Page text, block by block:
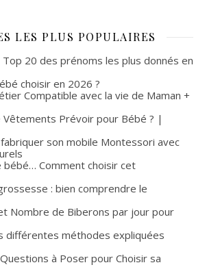
LES PLUS POPULAIRES
20 des prénoms les plus donnés en
choisir en 2026 ?
Compatible avec la vie de Maman +
Prévoir pour Bébé ? |
son mobile Montessori avec
bébé… Comment choisir cet
: bien comprendre le
Nombre de Biberons par jour pour
différentes méthodes expliquées
à Poser pour Choisir sa